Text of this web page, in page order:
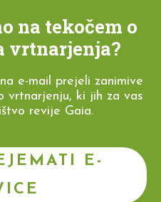
na tekočem o
vrtnarjenja?
e-mail prejeli zanimive
vrtnarjenju, ki jih za vas
revije Gaia.
E-